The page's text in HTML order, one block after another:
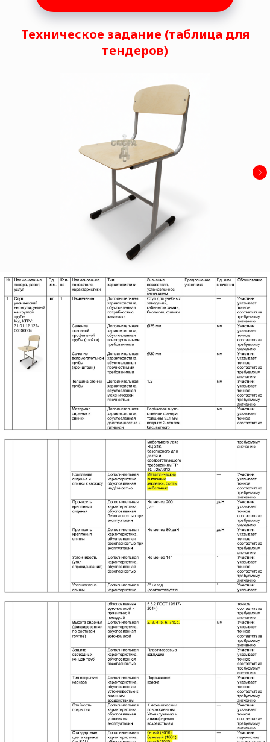
Техническое задание (таблица для
тендеров)